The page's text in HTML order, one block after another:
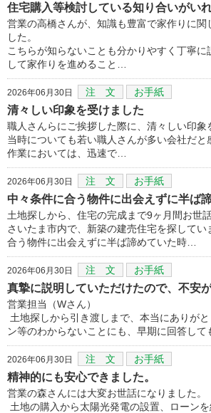
住宅購入等検討している知り合いがい
営業の高橋さんが、知識も豊富で家作りに関
した。
こちらが知らないことも分かりやすく丁寧
して家作りを進めること…
2026年06月30日 注 文 お手紙
清々しい印象を受けました
職人さんらにご挨拶した際に、清々しい印象
当時についても若い職人さんが多い会社だと
作業においては、迅速で…
2026年06月30日 注 文 お手紙
中々条件に合う物件に出会えずに半ば
土地探しから、住宅の完成まで9ヶ月間お世話
さいたま市内で、新築の建売住宅を探してい
合う物件に出会えずに半ば諦めていた時…
2026年06月30日 注 文 お手紙
真摯に説明していただけたので、不安
営業担当（Wさん）
土地探しから引き渡しまで、本当にありが
ン等のわからないことにも、早期に回答して
2026年06月30日 注 文 お手紙
精神的にも安心できました。
営業の森さんには大変お世話になりました。
土地の購入から太陽光発電の設置、ローン